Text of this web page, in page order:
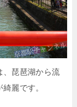
琵琶湖から流
麗です。